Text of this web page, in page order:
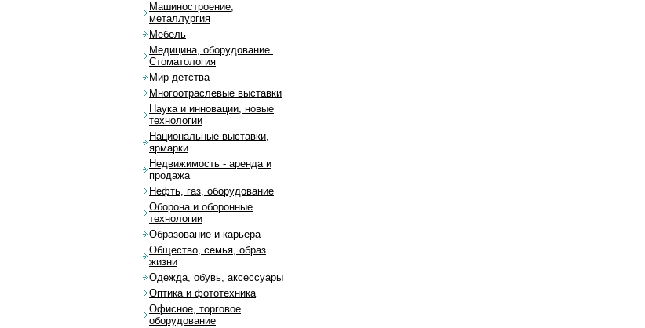
Машиностроение,
металлургия
Мебель
Медицина, оборудование.
Стоматология
Мир детства
Многоотраслевые выставки
Наука и инновации, новые
технологии
Национальные выставки,
ярмарки
Недвижимость - аренда и
продажа
Нефть, газ, оборудование
Оборона и оборонные
технологии
Образование и карьера
Общество, семья, образ
жизни
Одежда, обувь, аксессуары
Оптика и фототехника
Офисное, торговое
оборудование